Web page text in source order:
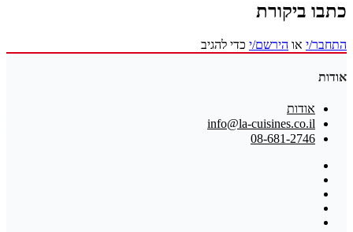
כתבו ביקורת
התחבר/י או הירשם/י כדי להגיב
אודות
אודות
info@la-cuisines.co.il
08-681-2746